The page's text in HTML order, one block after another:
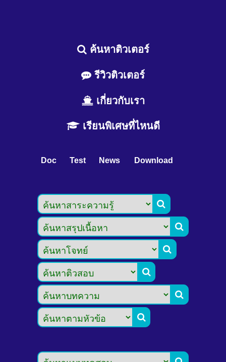
ค้นหาติวเตอร์
รีวิวติวเตอร์
เกี่ยวกับเรา
เรียนพิเศษที่ไหนดี
Doc Test News Download





